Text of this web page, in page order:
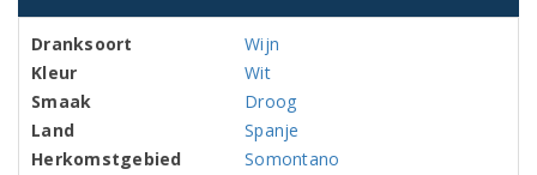
Dranksoort
Wijn
Kleur
Wit
Smaak
Droog
Land
Spanje
Herkomstgebied
Somontano